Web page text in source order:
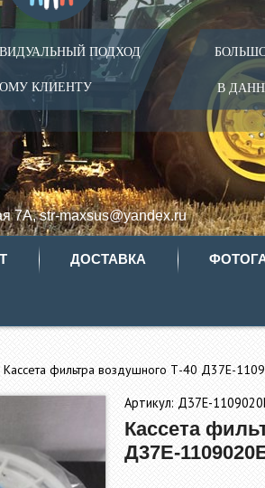
ПОДХОД
КЛИЕНТУ В
7А, str-maxsus@yandex.ru
ДОСТАВКА
Кассета фильтра воздушного Т-40 Д37Е-
Артикул: Д37Е-
Кассета
Д37Е-